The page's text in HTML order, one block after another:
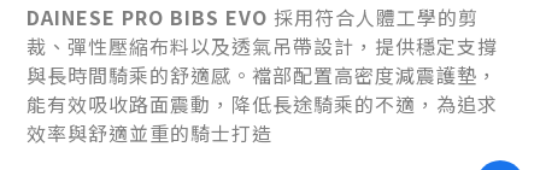
DAINESE PRO BIBS EVO 採用符合人體工學的剪
裁、彈性壓縮布料以及透氣吊帶設計，提供穩定支撐
與長時間騎乘的舒適感。襠部配置高密度減震護墊，
能有效吸收路面震動，降低長途騎乘的不適，為追求
效率與舒適並重的騎士打造